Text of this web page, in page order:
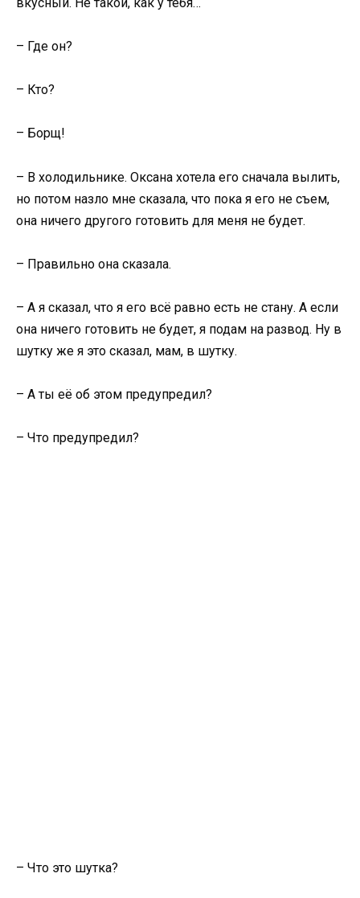
– Где он?
– Кто?
– Борщ!
– В холодильнике. Оксана хотела его сначала вылить,
но потом назло мне сказала, что пока я его не съем,
она ничего другого готовить для меня не будет.
– Правильно она сказала.
– А я сказал, что я его всё равно есть не стану. А если
она ничего готовить не будет, я подам на развод. Ну в
шутку же я это сказал, мам, в шутку.
– А ты её об этом предупредил?
– Что предупредил?
– Что это шутка?